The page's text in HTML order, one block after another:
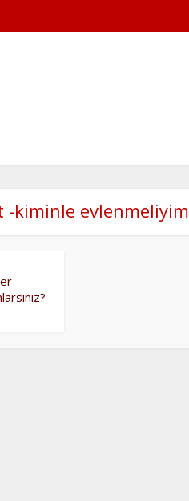
-kiminle evlenmeliyim